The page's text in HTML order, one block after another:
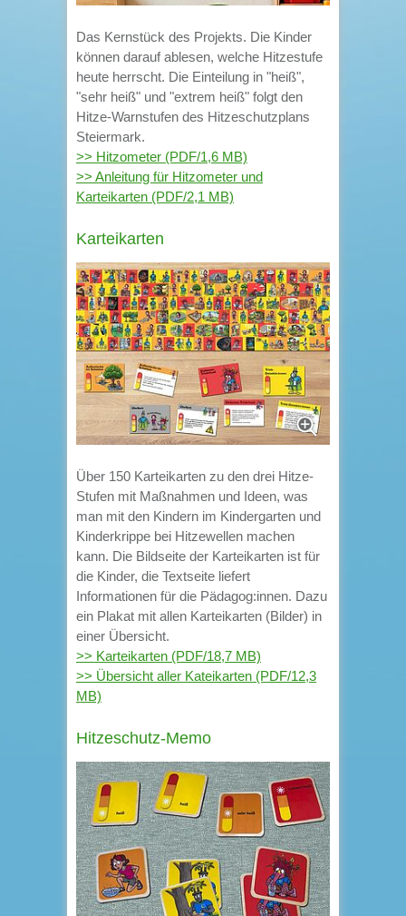
Das Kernstück des Projekts. Die Kinder
können darauf ablesen, welche Hitzestufe
heute herrscht. Die Einteilung in "heiß",
"sehr heiß" und "extrem heiß" folgt den
Hitze-Warnstufen des Hitzeschutzplans
Steiermark.
>> Hitzometer (PDF/1,6 MB)
>> Anleitung für Hitzometer und
Karteikarten (PDF/2,1 MB)
Karteikarten
Über 150 Karteikarten zu den drei Hitze-
Stufen mit Maßnahmen und Ideen, was
man mit den Kindern im Kindergarten und
Kinderkrippe bei Hitzewellen machen
kann. Die Bildseite der Karteikarten ist für
die Kinder, die Textseite liefert
Informationen für die Pädagog:innen. Dazu
ein Plakat mit allen Karteikarten (Bilder) in
einer Übersicht.
>> Karteikarten (PDF/18,7 MB)
>> Übersicht aller Kateikarten (PDF/12,3
MB)
Hitzeschutz-Memo